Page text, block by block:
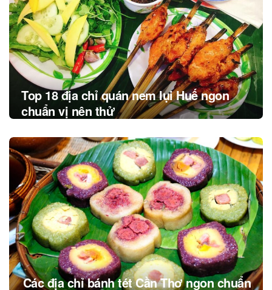
Top 18 địa chỉ quán nem lụi Huế ngon
chuẩn vị nên thử
Các địa chỉ bánh tét Cần Thơ ngon chuẩn